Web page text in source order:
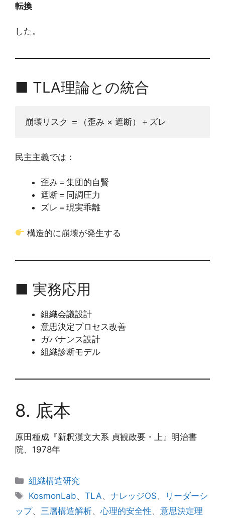
転換
した。
■ TLA理論との統合
崩壊リスク ＝（歪み × 遮断）＋ズレ
民主主義では：
歪み＝集団的自賢
遮断＝同調圧力
ズレ＝現実乖離
構造的に崩壊が発生する
■ 実務応用
組織会議設計
意思決定プロセス改善
ガバナンス設計
組織診断モデル
8. 底本
原田種成『新釈漢文大系 貞観政要・上』明治書
院、1978年
カ
テ
リ
組織構造研究
タ
グ
KosmonLab、TLA、ナレッジOS、
リーダーシ
ップ、 三層構造解析、心理的安全性、 意思決定理